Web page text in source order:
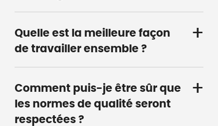
Quelle est la meilleure façon
de travailler ensemble ?
Comment puis-je être sûr que
les normes de qualité seront
respectées ?